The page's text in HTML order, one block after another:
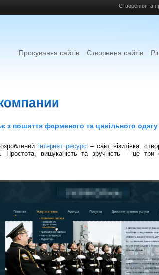
Створення та
Просування сайтів Створення сайтів
з пошиття форменого та цивільного одягу
інтернет ресурс – сайт візитівка,
Простота, вишуканість та зручність – це